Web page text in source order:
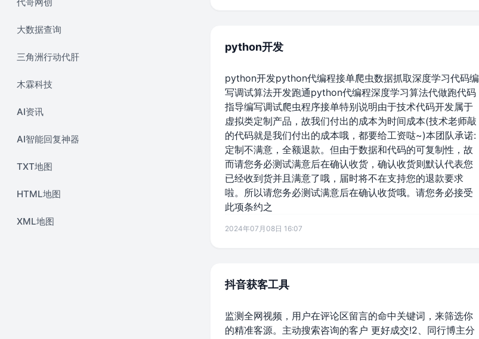
大数据查询
三角洲行动代肝
木霖科技
AI资讯
AI智能回复神器
TXT地图
HTML地图
XML地图
python开发
python开发python代编程接单爬虫数据抓取深度学习代码编
写调试算法开发跑通python代编程深度学习算法代做跑代码
指导编写调试爬虫程序接单特别说明由于技术代码开发属于
虚拟类定制产品，故我们付出的成本为时间成本(技术老师敲
的代码就是我们付出的成本哦，都要给工资哒~)本团队承诺:
定制不满意，全额退款。但由于数据和代码的可复制性，故
而请您务必测试满意后在确认收货，确认收货则默认代表您
已经收到货并且满意了哦，届时将不在支持您的退款要求
啦。所以请您务必测试满意后在确认收货哦。请您务必接受
此项条约之
2024年07月08日 16:07
抖音获客工具
监测全网视频，用户在评论区留言的命中关键词，来筛选你
的精准客源。主动搜索咨询的客户 更好成交!2、同行博主分